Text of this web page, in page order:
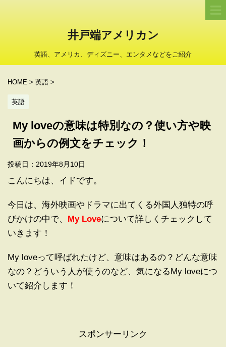
井戸端アメリカン
英語、アメリカ、ディズニー、エンタメなどをご紹介
HOME > 英語 >
英語
My loveの意味は特別なの？使い方や映
画からの例文をチェック！
投稿日： 2019年8月10日
こんにちは、イドです。
今日は、海外映画やドラマに出てくる外国人独特の呼
びかけの中で、 My Loveについて詳しくチェックして
いきます！
My loveって呼ばれたけど、意味はあるの？どんな意味
なの？どういう人が使うのなど、気になるMy loveにつ
いて紹介します！
スポンサーリンク